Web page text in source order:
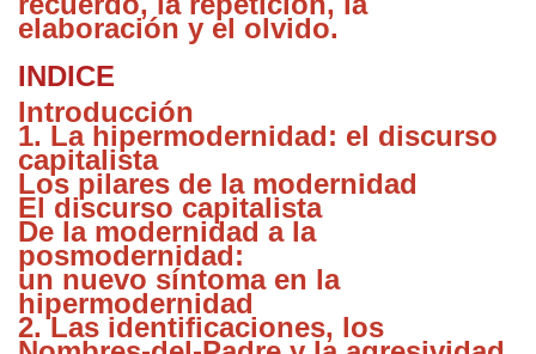
elaboración y el olvido.
INDICE
Introducción
1. La hipermodernidad: el discurso
capitalista
Los pilares de la modernidad
El discurso capitalista
De la modernidad a la
posmodernidad:
un nuevo síntoma en la
hipermodernidad
2. Las identificaciones, los